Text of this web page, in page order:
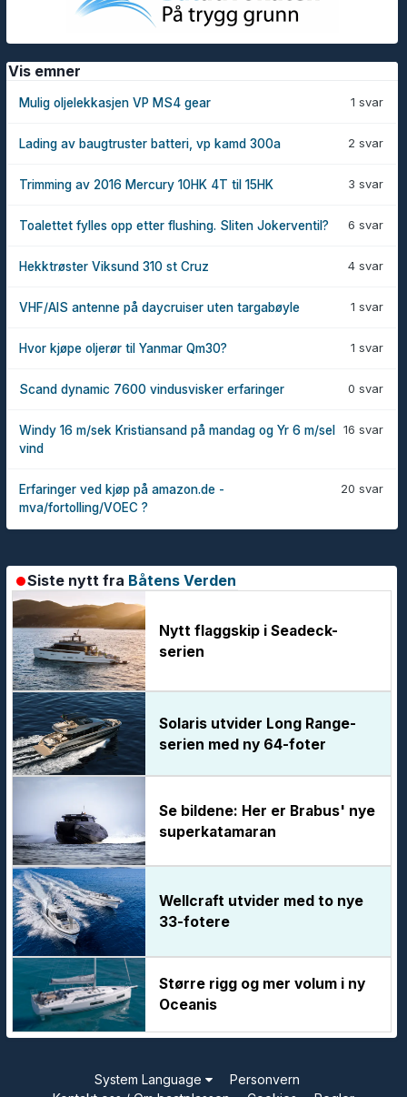
Vis emner
1 svar
Mulig oljelekkasjen VP MS4 gear
2 svar
Lading av baugtruster batteri, vp kamd 300a
3 svar
Trimming av 2016 Mercury 10HK 4T til 15HK
6 svar
Toalettet fylles opp etter flushing. Sliten Jokerventil?
4 svar
Hekktrøster Viksund 310 st Cruz
1 svar
VHF/AIS antenne på daycruiser uten targabøyle
1 svar
Hvor kjøpe oljerør til Yanmar Qm30?
0 svar
Scand dynamic 7600 vindusvisker erfaringer
16 svar
Windy 16 m/sek Kristiansand på mandag og Yr 6 m/sel
vind
20 svar
Erfaringer ved kjøp på amazon.de -
mva/fortolling/VOEC ?
Siste nytt fra Båtens Verden
Nytt flaggskip i Seadeck-
serien
Solaris utvider Long Range-
serien med ny 64-foter
Se bildene: Her er Brabus' nye
superkatamaran
Wellcraft utvider med to nye
33-fotere
Større rigg og mer volum i ny
Oceanis
System Language
Personvern